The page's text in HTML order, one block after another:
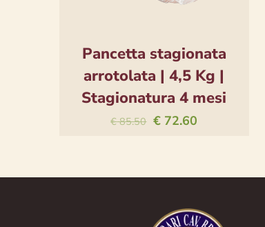
Pancetta stagionata
arrotolata | 4,5 Kg |
Stagionatura 4 mesi
€85.50 € 72.60